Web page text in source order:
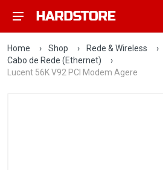
Home › Shop › Rede & Wireless ›
Cabo de Rede (Ethernet)
›
Lucent 56K V92 PCI Modem Agere